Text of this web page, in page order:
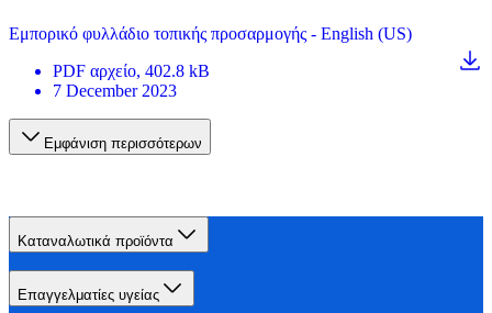
Εμπορικό φυλλάδιο τοπικής προσαρμογής - English (US)
PDF αρχείο, 402.8 kB
7 December 2023
Εμφάνιση περισσότερων
Καταναλωτικά προϊόντα
Επαγγελματίες υγείας